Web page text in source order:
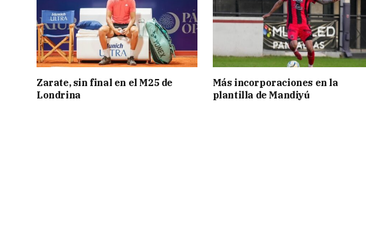
Zarate, sin final en el M25 de
Londrina
Más incorporaciones en la
plantilla de Mandiyú